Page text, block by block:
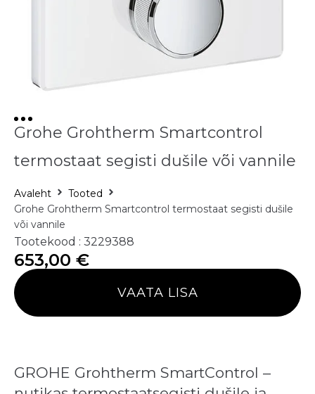
Grohe Grohtherm Smartcontrol
termostaat segisti dušile või vannile
Avaleht
Tooted
Grohe Grohtherm Smartcontrol termostaat segisti dušile
või vannile
Tootekood : 3229388
653,00 €
VAATA LISA
GROHE Grohtherm SmartControl –